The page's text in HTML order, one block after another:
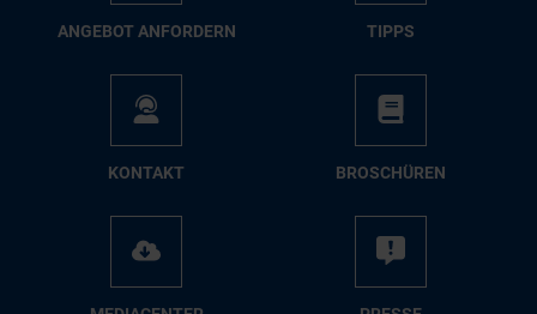
AN­GE­BOT AN­FOR­DERN TIPPS
KON­TAKT BRO­SCHÜ­REN